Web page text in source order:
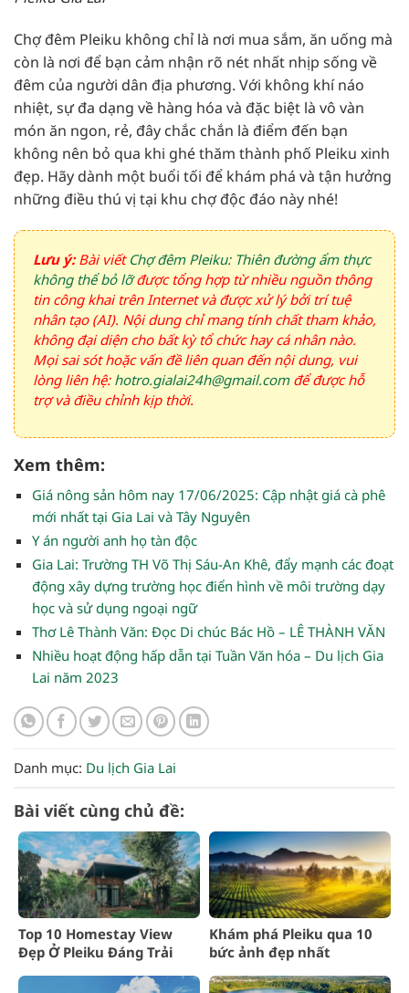
Chợ đêm Pleiku không chỉ là nơi mua sắm, ăn uống mà
còn là nơi để bạn cảm nhận rõ nét nhất nhịp sống về
đêm của người dân địa phương. Với không khí náo
nhiệt, sự đa dạng về hàng hóa và đặc biệt là vô vàn
món ăn ngon, rẻ, đây chắc chắn là điểm đến bạn
không nên bỏ qua khi ghé thăm thành phố Pleiku xinh
đẹp. Hãy dành một buổi tối để khám phá và tận hưởng
những điều thú vị tại khu chợ độc đáo này nhé!
Lưu ý:Bài viết Chợ đêm Pleiku: Thiên đường ẩm thực
không thể bỏ lỡđược tổng hợp từ nhiều nguồn thông
tin công khai trên Internet và được xử lý bởi trí tuệ
nhân tạo (AI). Nội dung chỉ mang tính chất tham khảo,
không đại diện cho bất kỳ tổ chức hay cá nhân nào.
Mọi sai sót hoặc vấn đề liên quan đến nội dung, vui
lòng liên hệ: hotro.gialai24h@gmail.comđể được hỗ
trợ và điều chỉnh kịp thời.
Xem thêm:
Giá nông sản hôm nay 17/06/2025: Cập nhật giá cà phê
mới nhất tại Gia Lai và Tây Nguyên
Y án người anh họ tàn độc
Gia Lai: Trường TH Võ Thị Sáu-An Khê, đẩy mạnh các đoạt
động xây dựng trường học điển hình về môi trường dạy
học và sử dụng ngoại ngữ
Thơ Lê Thành Văn: Đọc Di chúc Bác Hồ – LÊ THÀNH VĂN
Nhiều hoạt động hấp dẫn tại Tuần Văn hóa – Du lịch Gia
Lai năm 2023
Danh mục: Du lịch Gia Lai
Bài viết cùng chủ đề:
Top 10 Homestay View
Đẹp Ở Pleiku Đáng Trải
Khám phá Pleiku qua 10
bức ảnh đẹp nhất